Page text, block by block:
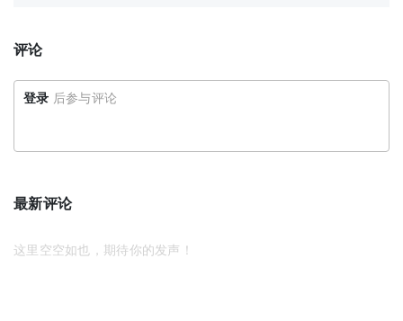
评论
登录 后参与评论
最新评论
这里空空如也，期待你的发声！